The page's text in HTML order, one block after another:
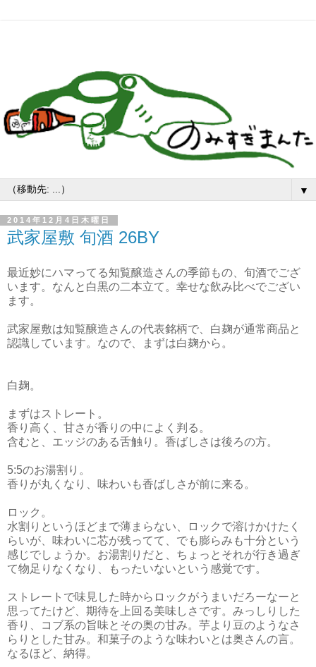
▼
2014年12月4日木曜日
武家屋敷 旬酒 26BY
最近妙にハマってる知覧醸造さんの季節もの、旬酒でござ
います。なんと白黒の二本立て。幸せな飲み比べでござい
ます。
武家屋敷は知覧醸造さんの代表銘柄で、白麹が通常商品と
認識しています。なので、まずは白麹から。
白麹。
まずはストレート。
香り高く、甘さが香りの中によく判る。
含むと、エッジのある舌触り。香ばしさは後ろの方。
5:5のお湯割り。
香りが丸くなり、味わいも香ばしさが前に来る。
ロック。
水割りというほどまで薄まらない、ロックで溶けかけたく
らいが、味わいに芯が残ってて、でも膨らみも十分という
感じでしょうか。お湯割りだと、ちょっとそれが行き過ぎ
て物足りなくなり、もったいないという感覚です。
ストレートで味見した時からロックがうまいだろーなーと
思ってたけど、期待を上回る美味しさです。みっしりした
香り、コブ系の旨味とその奥の甘み。芋より豆のようなさ
らりとした甘み。和菓子のような味わいとは奥さんの言。
なるほど、納得。